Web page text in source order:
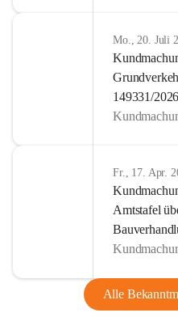
Mo., 20. Juli
149331/
Fr., 17. Apr.
Amtstafel
Alle